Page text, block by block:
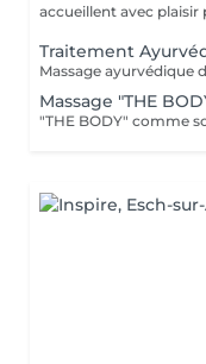
accueillent avec plaisir
Traitement
Massage "THE